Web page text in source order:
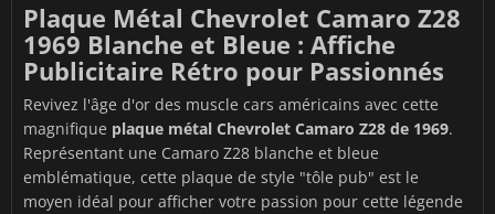
Plaque Métal Chevrolet Camaro Z28
1969 Blanche et Bleue : Affiche
Publicitaire Rétro pour Passionnés
Revivez l'âge d'or des muscle cars américains avec cette
magnifique plaque métal Chevrolet Camaro Z28 de 1969.
Représentant une Camaro Z28 blanche et bleue
emblématique, cette plaque de style "tôle pub" est le
moyen idéal pour afficher votre passion pour cette légende